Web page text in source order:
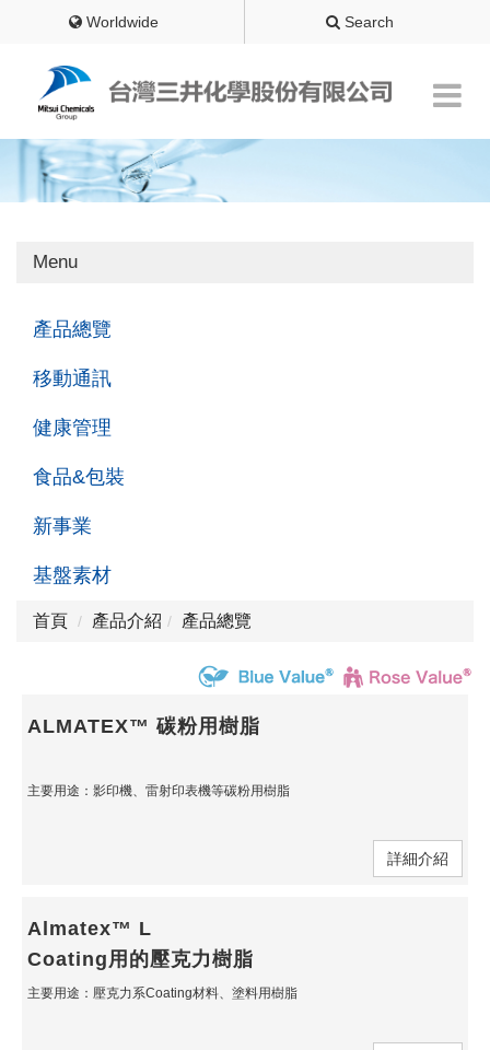
Worldwide Search
Menu
產品總覽
移動通訊
健康管理
食品&包裝
新事業
基盤素材
首頁 產品介紹 產品總覽
ALMATEX™ 碳粉用樹脂
主要用途：影印機、雷射印表機等碳粉用樹脂
詳細介紹
Almatex™ L
Coating用的壓克力樹脂
主要用途：壓克力系Coating材料、塗料用樹脂